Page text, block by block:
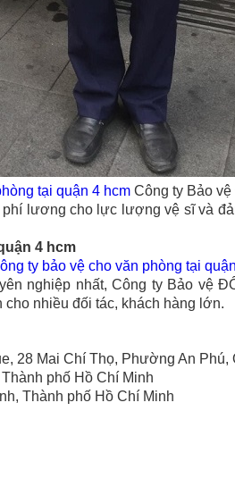
tại quận 4 hcm Công ty Bảo vệ
lương cho lực lượng vệ sĩ và
4 hcm
ty bảo vệ cho văn phòng tại
nghiệp nhất, Công ty Bảo vệ
nhiều đối tác, khách hàng lớn.
28 Mai Chí Thọ, Phường An Phú,
phố Hồ Chí Minh
Thành phố Hồ Chí Minh